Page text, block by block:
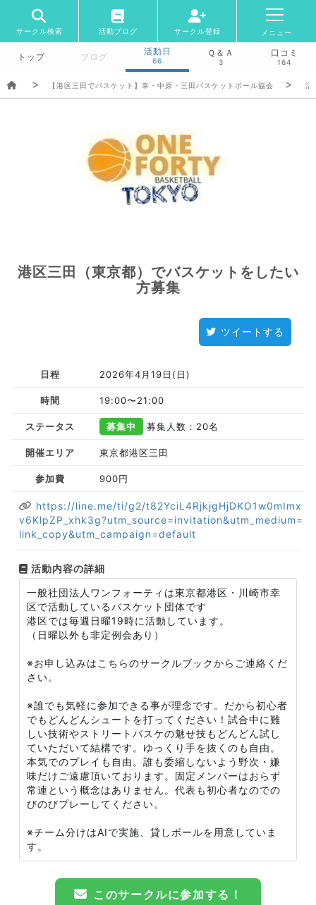
サークル検索 活動ブログ サークル登録 メニュー
トップ ブログ
活動日
66
Ｑ＆Ａ
3
口コミ
164
【港区三田でバスケット】幸・中原・三田バスケットボール協会 活
港区三田（東京都）でバスケットをしたい
方募集
ツイートする
日程 2026年4月19日(日)
時間 19:00〜21:00
ステータス 募集中 募集人数：20名
開催エリア 東京都港区三田
参加費 900円
https://line.me/ti/g2/t82YciL4RjkjgHjDKO1w0mImx
v6KlpZP_xhk3g?utm_source=invitation&utm_medium=
link_copy&utm_campaign=default
活動内容の詳細
一般社団法人ワンフォーティは東京都港区・川崎市幸
区で活動しているバスケット団体です
港区では毎週日曜19時に活動しています。
（日曜以外も非定例会あり）
※お申し込みはこちらのサークルブックからご連絡くだ
さい。
※誰でも気軽に参加できる事が理念です。だから初心者
でもどんどんシュートを打ってください！試合中に難
しい技術やストリートバスケの魅せ技もどんどん試し
ていただいて結構です。ゆっくり手を抜くのも自由。
本気でのプレイも自由。誰も委縮しないよう野次・嫌
味だけご遠慮頂いております。固定メンバーはおらず
常連という概念はありません。代表も初心者なのでの
びのびプレーしてください。
※チーム分けはAIで実施、貸しボールを用意していま
す。
このサークルに参加する！